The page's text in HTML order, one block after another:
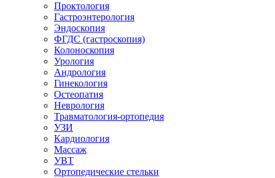
Проктология
Гастроэнтерология
Эндоскопия
ФГДС (гастроскопия)
Колоноскопия
Урология
Андрология
Гинекология
Остеопатия
Неврология
Травматология-ортопедия
УЗИ
Кардиология
Массаж
УВТ
Ортопедические стельки